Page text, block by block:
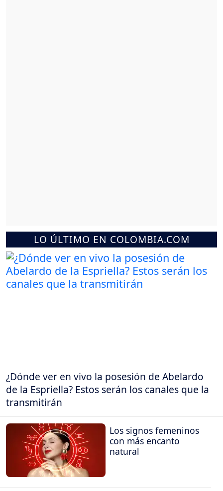
LO ÚLTIMO EN COLOMBIA.COM
¿Dónde ver en vivo la posesión de Abelardo
de la Espriella? Estos serán los canales que la
transmitirán
Los signos femeninos
con más encanto
natural